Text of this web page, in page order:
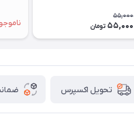
55,000
55,000 تومان
تحویل اکسپرس